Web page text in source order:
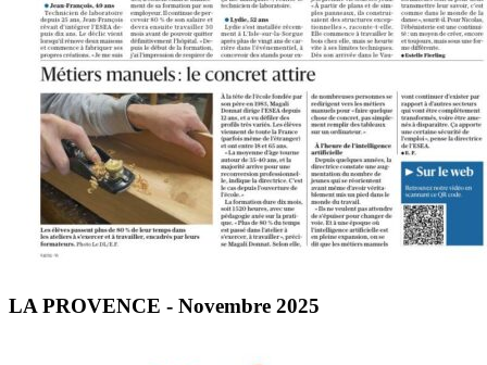
LA PROVENCE - Novembre 2025